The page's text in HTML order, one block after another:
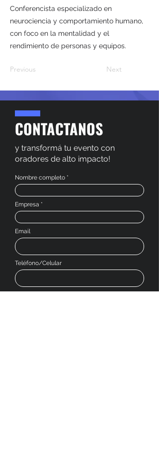
Conferencista especializado en
neurociencia y comportamiento humano,
con foco en la mentalidad y el
rendimiento de personas y equipos.
Previous Next
CONTACTANOS
y transformá tu evento con
oradores de alto impacto!
Nombre completo
Empresa
Email
Teléfono/Celular